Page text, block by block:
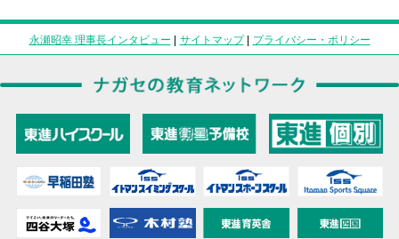
永瀬昭幸 理事長インタビュー | サイトマップ| プライバシー・ポリシー